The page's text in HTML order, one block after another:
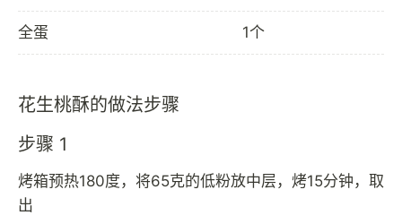
全蛋 1个
花生桃酥的做法步骤
步骤 1
烤箱预热180度，将65克的低粉放中层，烤15分钟，取
出